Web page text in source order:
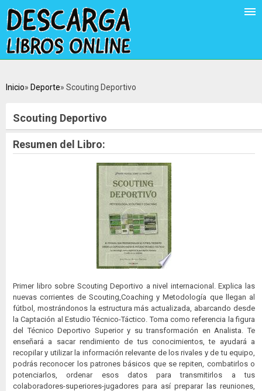
Inicio Deporte Scouting Deportivo
Scouting Deportivo
Resumen del Libro:
Primer libro sobre Scouting Deportivo a nivel internacional. Explica las
nuevas corrientes de Scouting,Coaching y Metodología que llegan al
fútbol, mostrándonos la estructura más actualizada, abarcando desde
la Captación al Estudio Técnico-Táctico. Toma como referencia la figura
del Técnico Deportivo Superior y su transformación en Analista. Te
enseñará a sacar rendimiento de tus conocimientos, te ayudará a
recopilar y utilizar la información relevante de los rivales y de tu equipo,
podrás reconocer los patrones básicos que se repiten, combatirlos o
potenciarlos, ordenar esos datos para transmitirlos a tus
colaboradores-superiores-jugadores para así preparar las reuniones,